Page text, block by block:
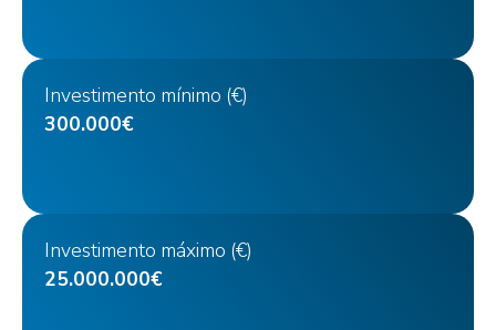
Investimento mínimo (€)
300.000€
Investimento máximo (€)
25.000.000€